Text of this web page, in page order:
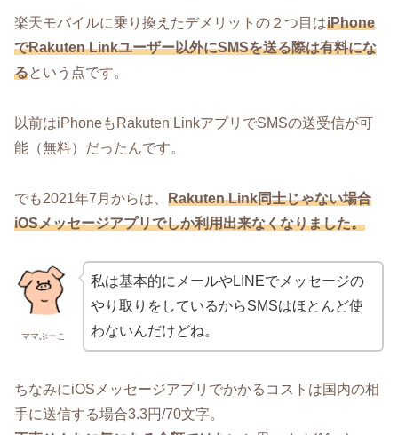
楽天モバイルに乗り換えたデメリットの２つ目はiPhone
でRakuten Linkユーザー以外にSMSを送る際は有料にな
るという点です。
以前はiPhoneもRakuten LinkアプリでSMSの送受信が可
能（無料）だったんです。
でも2021年7月からは、 Rakuten Link同士じゃない場合
iOSメッセージアプリでしか利用出来なくなりました。
ママぶーこ
私は基本的にメールやLINEでメッセージの
やり取りをしているからSMSはほとんど使
わないんだけどね。
ちなみにiOSメッセージアプリでかかるコストは国内の相
手に送信する場合3.3円/70文字。